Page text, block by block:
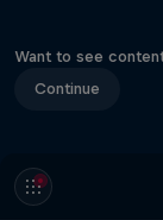
Want to see
Continue